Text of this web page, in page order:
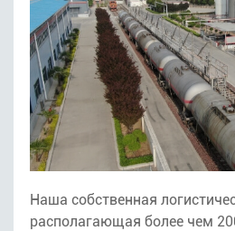
Наша собственная
располагающая более чем